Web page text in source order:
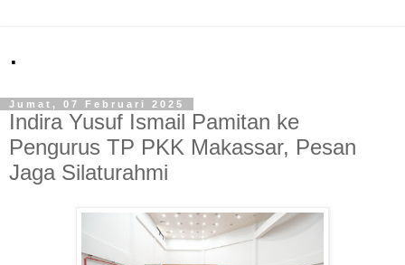
.
Jumat, 07 Februari 2025
Indira Yusuf Ismail Pamitan ke
Pengurus TP PKK Makassar, Pesan
Jaga Silaturahmi